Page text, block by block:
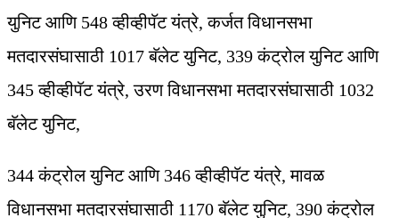
युनिट आणि 548 व्हीव्हीपॅट यंत्रे, कर्जत विधानसभा
मतदारसंघासाठी 1017 बॅलेट युनिट, 339 कंट्रोल युनिट आणि
345 व्हीव्हीपॅट यंत्रे, उरण विधानसभा मतदारसंघासाठी 1032
बॅलेट युनिट,
344 कंट्रोल युनिट आणि 346 व्हीव्हीपॅट यंत्रे, मावळ
विधानसभा मतदारसंघासाठी 1170 बॅलेट युनिट, 390 कंट्रोल